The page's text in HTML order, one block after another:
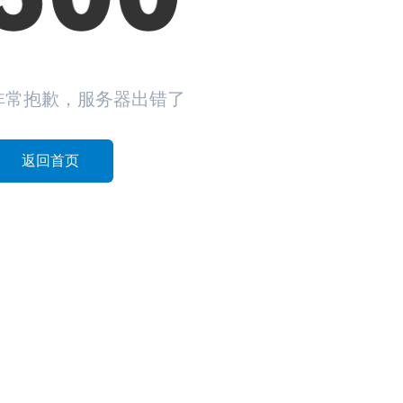
常抱歉，服务器出错了
返回首页